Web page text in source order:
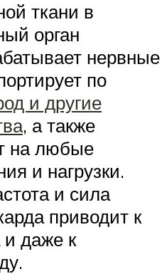
ткани в
орган
нервные
по
и другие
, а также
на любые
и нагрузки.
и сила
приводит к
и даже к